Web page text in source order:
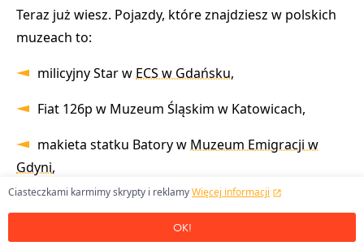
Teraz już wiesz. Pojazdy, które znajdziesz w polskich
muzeach to:
milicyjny Star w ECS w Gdańsku,
Fiat 126p w Muzeum Śląskim w Katowicach,
makieta statku Batory w Muzeum Emigracji w
Gdyni,
replika łodzi rybackiej z czasów Chrystusa w
Muzeum Domu Rodzinnego Jana Pawła II w
Ciasteczkami karmimy skrypty i reklamyWięcej informacji
OK!